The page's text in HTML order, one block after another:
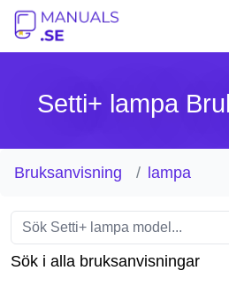
Setti+ lampa
Bruksanvisning lampa
Sök i alla bruksanvisningar